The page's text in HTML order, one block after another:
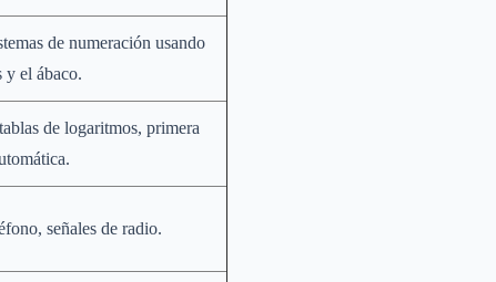
de numeración usando
y el ábaco.
de logaritmos, primera
señales de radio.